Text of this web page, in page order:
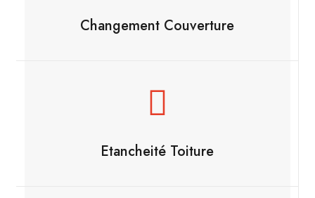
Changement Couverture
Etancheité Toiture